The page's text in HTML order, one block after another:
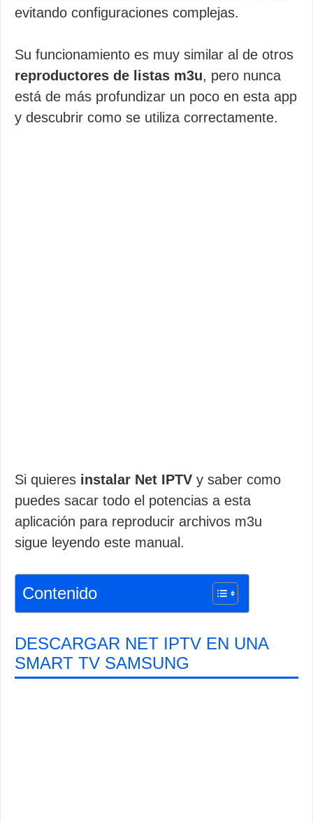
evitando configuraciones complejas.
Su funcionamiento es muy similar al de otros
reproductores de listas m3u, pero nunca
está de más profundizar un poco en esta app
y descubrir como se utiliza correctamente.
Si quieres instalar Net IPTV y saber como
puedes sacar todo el potencias a esta
aplicación para reproducir archivos m3u
sigue leyendo este manual.
Contenido
DESCARGAR NET IPTV EN UNA
SMART TV SAMSUNG